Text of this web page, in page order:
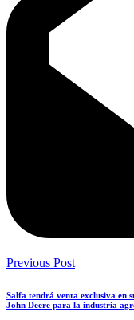
Previous Post
Salfa tendrá venta exclusiva en
John Deere para la industria